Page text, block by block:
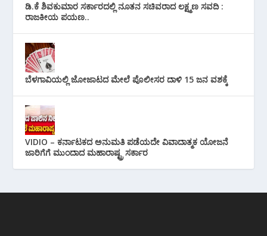
ಡಿ.ಕೆ ಶಿವಕುಮಾರ ಸರ್ಕಾರದಲ್ಲಿ ನೂತನ ಸಚಿವರಾದ ಲಕ್ಷ್ಮಣ ಸವದಿ :
ರಾಜಕೀಯ ಪಯಣ..
ಬೆಳಗಾವಿಯಲ್ಲಿ ಜೋಜಾಟದ ಮೇಲೆ ಪೊಲೀಸರ ದಾಳಿ 15 ಜನ ವಶಕ್ಕೆ
VIDIO – ಕರ್ನಾಟಕದ ಅನುಮತಿ ಪಡೆಯದೇ ವಿವಾದಾತ್ಮಕ ಯೋಜನೆ
ಜಾರಿಗೆಗೆ ಮುಂದಾದ ಮಹಾರಾಷ್ಟ್ರ ಸರ್ಕಾರ